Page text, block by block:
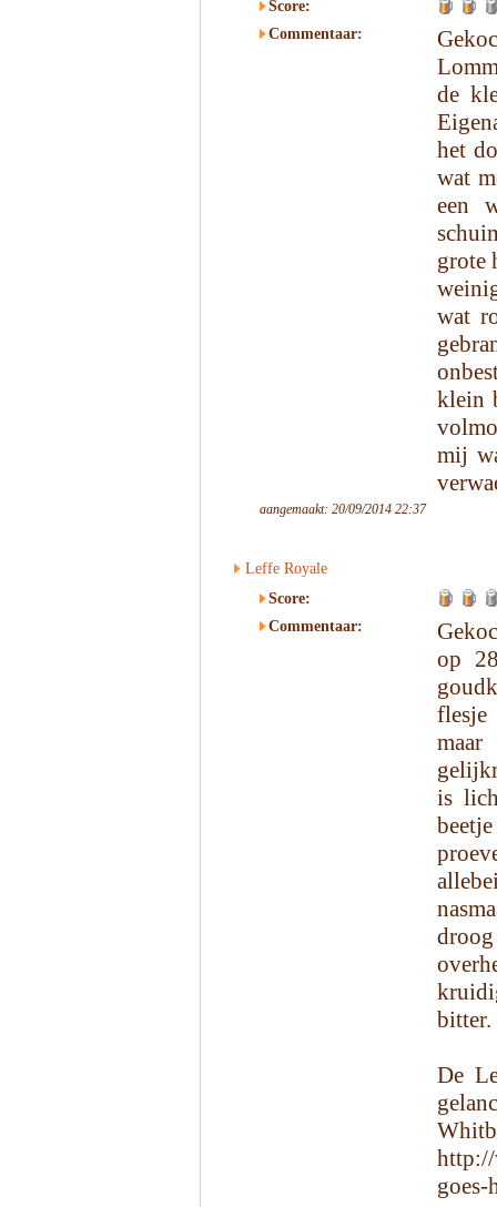
Score:
Commentaar:
de
het
wat
een
grote
wat
klein
mij
aangemaakt: 20/09/2014 22:37
Leffe Royale
Score:
Commentaar:
op
is
bitter.
De
goes-